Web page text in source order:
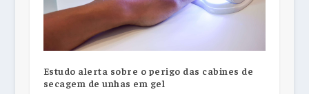
Estudo alerta sobre o perigo das cabines de
secagem de unhas em gel